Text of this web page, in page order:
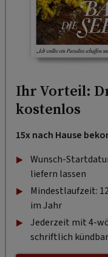
Ihr Vorteil:
kostenlos
15x nach Hause
Wunsch-
liefern lassen
Mindestlaufzeit:
im Jahr
Jederzeit mit 4-
schriftlich